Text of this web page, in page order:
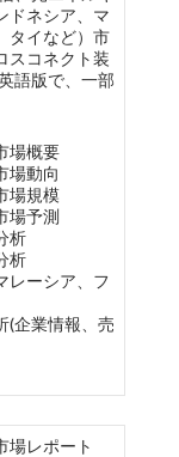
ドネシア、マ
タイなど）市
スコネクト装
語版で、一部
場概要
場動向
場規模
場予測
析
析
レーシア、フ
(企業情報、売
場レポート